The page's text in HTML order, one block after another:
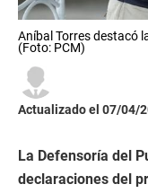
Aníbal Torres destacó
(Foto: PCM)
Actualizado el 07/04/
La Defensoría del
declaraciones del